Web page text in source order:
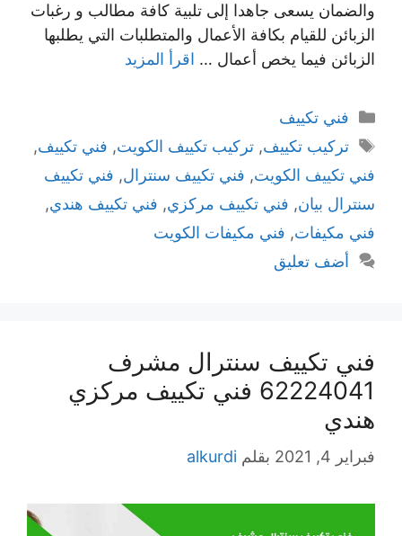
والضمان يسعى جاهدا إلى تلبية كافة مطالب و رغبات
الزبائن للقيام بكافة الأعمال والمتطلبات التي يطلبها
الزبائن فيما يخص أعمال … اقرأ المزيد
التصنيفات
فني تكييف
الوسوم
تركيب تكييف, تركيب تكييف الكويت, فني تكييف,
فني تكييف الكويت, فني تكييف سنترال, فني تكييف
سنترال بيان, فني تكييف مركزي, فني تكييف هندي,
فني مكيفات, فني مكيفات الكويت
أضف تعليق
فني تكييف سنترال مشرف
62224041 فني تكييف مركزي
هندي
فبراير 4, 2021 بقلم alkurdi